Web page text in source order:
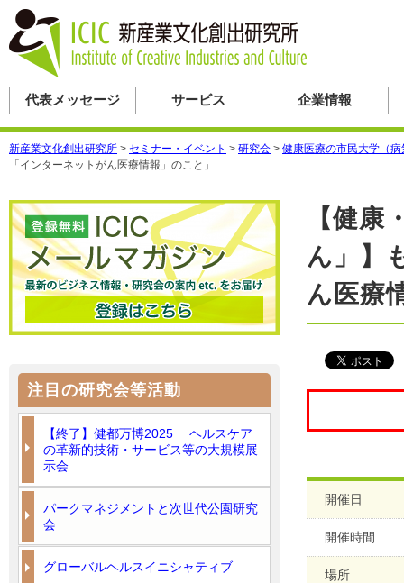
代表メッセージ サービス 企業情報
新産業文化創出研究所 > セミナー・イベント > 研究会 > 健康医療の市民大学（
「インターネットがん医療情報」のこと」
【健
ん」】
ん医療
開催日
開催時間
場所
注目の研究会等活動
【終了】健都万博2025 ヘルスケア
の革新的技術・サービス等の大規模展
示会
パークマネジメントと次世代公園研究
会
グローバルヘルスイニシャティブ